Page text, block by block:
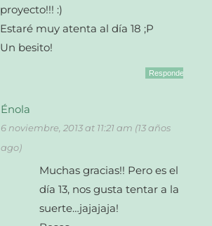
proyecto!!! :)
Estaré muy atenta al día 18 ;P
Un besito!
Responder
Énola
6 noviembre, 2013 at 11:21 am (13 años
ago)
Muchas gracias!! Pero es el
día 13, nos gusta tentar a la
suerte…jajajaja!